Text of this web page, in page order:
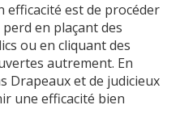
efficacité est de procéder
perd en plaçant des
ou en cliquant des
autrement. En
Drapeaux et de judicieux
une efficacité bien